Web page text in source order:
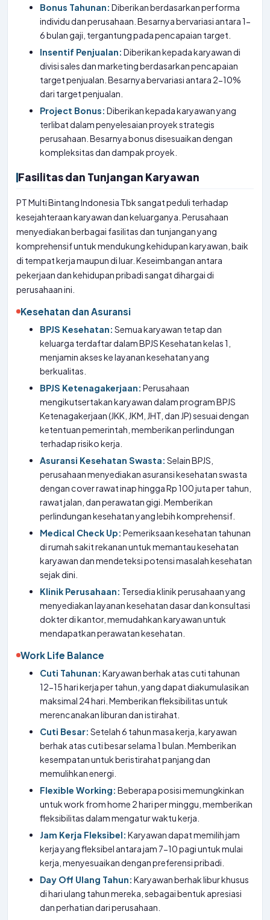
Bonus Tahunan: Diberikan berdasarkan performa
individu dan perusahaan. Besarnya bervariasi antara 1-
6 bulan gaji, tergantung pada pencapaian target.
Insentif Penjualan: Diberikan kepada karyawan di
divisi sales dan marketing berdasarkan pencapaian
target penjualan. Besarnya bervariasi antara 2-10%
dari target penjualan.
Project Bonus: Diberikan kepada karyawan yang
terlibat dalam penyelesaian proyek strategis
perusahaan. Besarnya bonus disesuaikan dengan
kompleksitas dan dampak proyek.
Fasilitas dan Tunjangan Karyawan
PT Multi Bintang Indonesia Tbk sangat peduli terhadap
kesejahteraan karyawan dan keluarganya. Perusahaan
menyediakan berbagai fasilitas dan tunjangan yang
komprehensif untuk mendukung kehidupan karyawan, baik
di tempat kerja maupun di luar. Keseimbangan antara
pekerjaan dan kehidupan pribadi sangat dihargai di
perusahaan ini.
Kesehatan dan Asuransi
BPJS Kesehatan: Semua karyawan tetap dan
keluarga terdaftar dalam BPJS Kesehatan kelas 1,
menjamin akses ke layanan kesehatan yang
berkualitas.
BPJS Ketenagakerjaan: Perusahaan
mengikutsertakan karyawan dalam program BPJS
Ketenagakerjaan (JKK, JKM, JHT, dan JP) sesuai dengan
ketentuan pemerintah, memberikan perlindungan
terhadap risiko kerja.
Asuransi Kesehatan Swasta: Selain BPJS,
perusahaan menyediakan asuransi kesehatan swasta
dengan cover rawat inap hingga Rp 100 juta per tahun,
rawat jalan, dan perawatan gigi. Memberikan
perlindungan kesehatan yang lebih komprehensif.
Medical Check Up: Pemeriksaan kesehatan tahunan
di rumah sakit rekanan untuk memantau kesehatan
karyawan dan mendeteksi potensi masalah kesehatan
sejak dini.
Klinik Perusahaan: Tersedia klinik perusahaan yang
menyediakan layanan kesehatan dasar dan konsultasi
dokter di kantor, memudahkan karyawan untuk
mendapatkan perawatan kesehatan.
Work Life Balance
Cuti Tahunan: Karyawan berhak atas cuti tahunan
12-15 hari kerja per tahun, yang dapat diakumulasikan
maksimal 24 hari. Memberikan fleksibilitas untuk
merencanakan liburan dan istirahat.
Cuti Besar: Setelah 6 tahun masa kerja, karyawan
berhak atas cuti besar selama 1 bulan. Memberikan
kesempatan untuk beristirahat panjang dan
memulihkan energi.
Flexible Working: Beberapa posisi memungkinkan
untuk work from home 2 hari per minggu, memberikan
fleksibilitas dalam mengatur waktu kerja.
Jam Kerja Fleksibel: Karyawan dapat memilih jam
kerja yang fleksibel antara jam 7-10 pagi untuk mulai
kerja, menyesuaikan dengan preferensi pribadi.
Day Off Ulang Tahun: Karyawan berhak libur khusus
di hari ulang tahun mereka, sebagai bentuk apresiasi
dan perhatian dari perusahaan.